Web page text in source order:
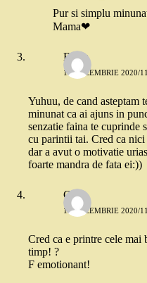
Pur si simplu
Mama❤
Elena
14 DECEMBRIE 2020/
Yuhuu, de cand asteptam
minunat ca ai ajuns in
senzatie faina te cuprinde
cu parintii tai. Cred ca
dar a avut o motivatie
foarte mandra de fata ei:))
Geo
14 DECEMBRIE 2020/
Cred ca e printre cele
timp! ?
F emotionant!